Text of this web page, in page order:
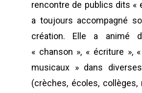
rencontre de publics dits «
a toujours accompagné
création. Elle a animé
« chanson », « écriture »,
musicaux » dans
(crèches, écoles, collèges,
À